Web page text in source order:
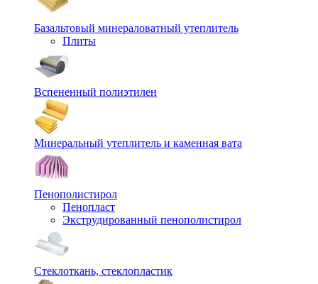
Базальтовый минераловатный утеплитель
Плиты
Вспененный полиэтилен
Минеральный утеплитель и каменная вата
Пенополистирол
Пенопласт
Экструдированный пенополистирол
Стеклоткань, стеклопластик